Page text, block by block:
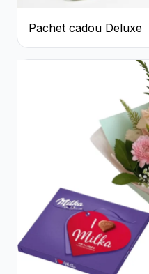
Pachet cadou Deluxe